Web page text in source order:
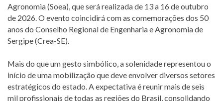
Agronomia (Soea), que será realizada de 13 a 16 de outubro
de 2026. O evento coincidirá com as comemorações dos 50
anos do Conselho Regional de Engenharia e Agronomia de
Sergipe (Crea-SE).
Mais do que um gesto simbólico, a solenidade representou o
início de uma mobilização que deve envolver diversos setores
estratégicos do estado. A expectativa é reunir mais de seis
mil profissionais de todas as regiões do Brasil, consolidando